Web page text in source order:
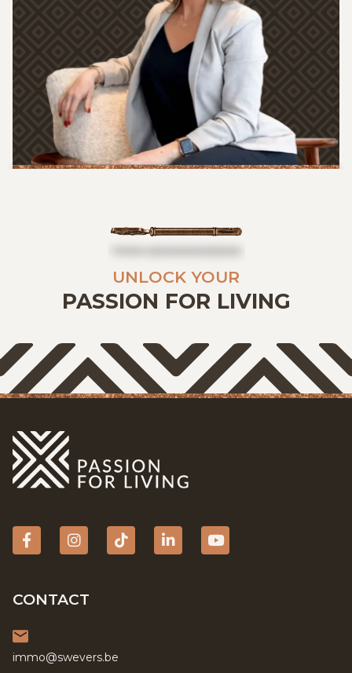
UNLOCK YOUR
PASSION FOR LIVING
FacebookInstagram
tiktokLinkedinYouTube
CONTACT
immo@swevers.be